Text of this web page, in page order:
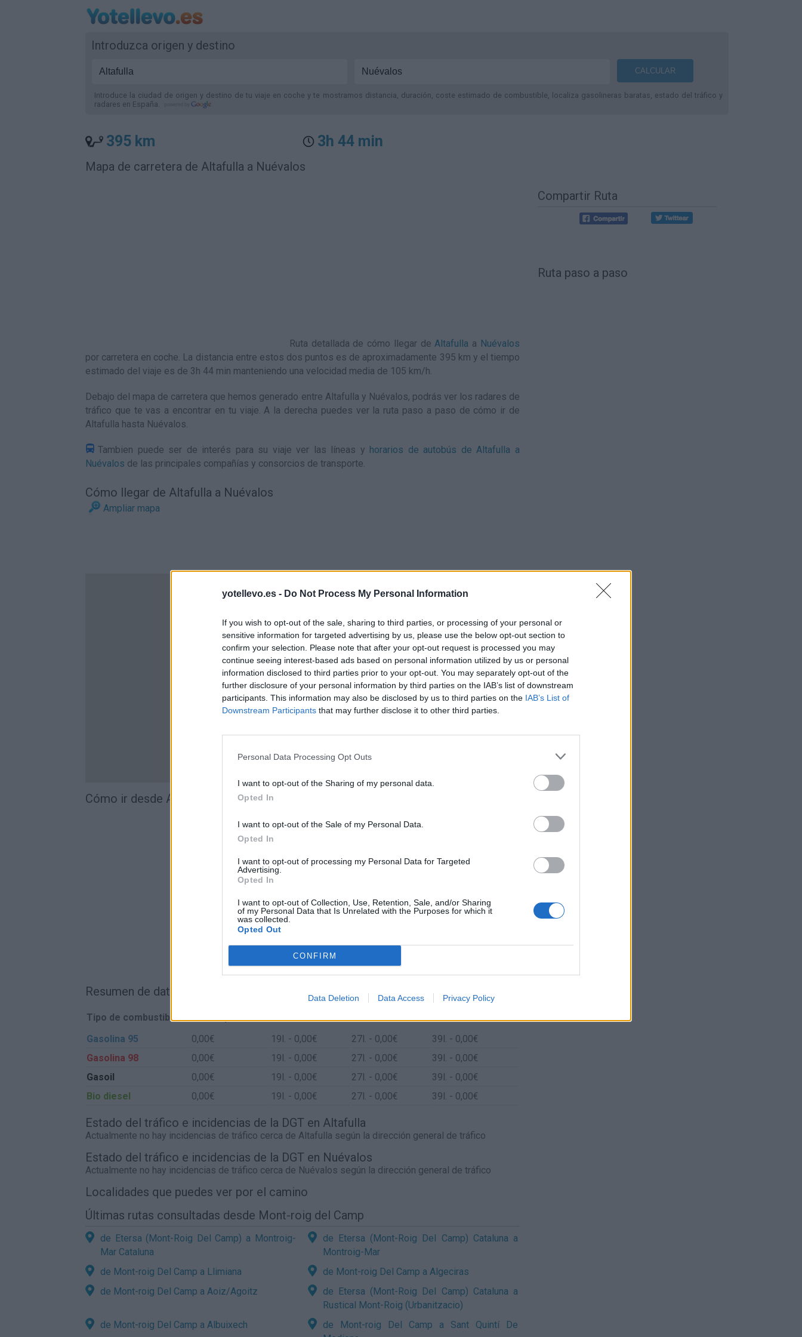
yotellevo.es - Do Not Process My Personal Information
If you wish to opt-out of the sale, sharing to third parties, or processing of your personal or
sensitive information for targeted advertising by us, please use the below opt-out section to
confirm your selection. Please note that after your opt-out request is processed you may
continue seeing interest-based ads based on personal information utilized by us or personal
information disclosed to third parties prior to your opt-out. You may separately opt-out of the
further disclosure of your personal information by third parties on the IAB’s list of downstream
participants. This information may also be disclosed by us to third parties on the IAB’s List of
Downstream Participants that may further disclose it to other third parties.
Personal Data Processing Opt Outs
I want to opt-out of the Sharing of my personal data.
Opted In
I want to opt-out of the Sale of my Personal Data.
Opted In
I want to opt-out of processing my Personal Data for Targeted
Advertising.
Opted In
I want to opt-out of Collection, Use, Retention, Sale, and/or Sharing
of my Personal Data that Is Unrelated with the Purposes for which it
was collected.
Opted Out
CONFIRM
Data Deletion Data Access Privacy Policy
Introduzca origen y destino
Introduce la ciudad de origen y destino de tu viaje en coche y te mostramos distancia, duración, coste estimado de combustible, localiza gasolineras baratas, estado del tráfico y
radares en España.
395 km 3h 44 min
Mapa de carretera de Altafulla a Nuévalos
Ruta detallada de cómo llegar deAltafulla a Nuévalos
por carretera en coche. La distancia entre estos dos puntos es de aproximadamente 395 km y el tiempo
estimado del viaje es de 3h 44 min manteniendo una velocidad media de 105 km/h.
Debajo del mapa de carretera que hemos generado entre Altafulla y Nuévalos, podrás ver los radares de
tráfico que te vas a encontrar en tu viaje. A la derecha puedes ver la ruta paso a paso de cómo ir de
Altafulla hasta Nuévalos.
Tambien puede ser de interés para su viaje ver las líneas y horarios de autobús de Altafulla a
Nuévalos de las principales compañías y consorcios de transporte.
Cómo llegar de Altafulla a Nuévalos
Ampliar mapa
Cómo ir desde Altafulla a Nuévalos
Resumen de datos de la ruta entre Altafulla y Nuévalos
Tipo de combustible Precio por litro Gasto 5l/100km Gasto 7l/100km
Gasto 10l/100km
Gasolina 95
0,00€ 19l. - 0,00€ 27l. - 0,00€ 39l. - 0,00€
Gasolina 98
0,00€ 19l. - 0,00€ 27l. - 0,00€ 39l. - 0,00€
Gasoil
0,00€ 19l. - 0,00€ 27l. - 0,00€ 39l. - 0,00€
Bio diesel
0,00€ 19l. - 0,00€ 27l. - 0,00€ 39l. - 0,00€
Estado del tráfico e incidencias de la DGT en Altafulla
Actualmente no hay incidencias de tráfico cerca de Altafulla según la dirección general de tráfico
Estado del tráfico e incidencias de la DGT en Nuévalos
Actualmente no hay incidencias de tráfico cerca de Nuévalos según la dirección general de tráfico
Localidades que puedes ver por el camino
Últimas rutas consultadas desde Mont-roig del Camp
de Etersa (Mont-Roig Del Camp) a Montroig-
Mar Cataluna
de Etersa (Mont-Roig Del Camp) Cataluna a
Montroig-Mar
de Mont-roig Del Camp a Llimiana
de Mont-roig Del Camp a Algeciras
de Mont-roig Del Camp a Aoiz/Agoitz
de Etersa (Mont-Roig Del Camp) Cataluna a
Rustical Mont-Roig (Urbanitzacio)
de Mont-roig Del Camp a Albuixech
de Mont-roig Del Camp a Sant Quintí De
Compartir Ruta
Ruta paso a paso